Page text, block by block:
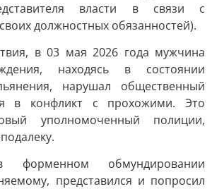
власти в связи с
должностных обязанностей).
в 03 мая 2026 года мужчина
находясь в состоянии
нарушал общественный
в конфликт с прохожими. Это
уполномоченный полиции,
форменном обмундировании
представился и попросил